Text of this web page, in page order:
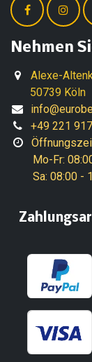
Nehmen
Alexe-
50739 Köln
+49 221
Mo-Fr:
Sa: 08:00 -